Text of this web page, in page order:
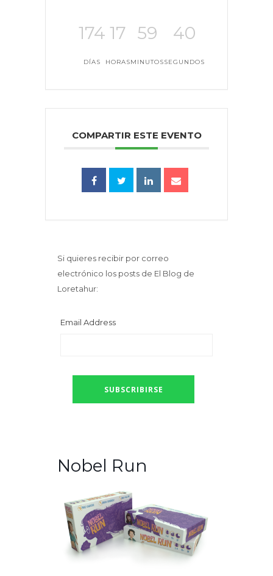
174
DÍAS
17
HORAS
59
MINUTOS
39
SEGUNDOS
COMPARTIR ESTE EVENTO
Si quieres recibir por correo
electrónico los posts de El Blog de
Loretahur:
Email Address
Nobel Run